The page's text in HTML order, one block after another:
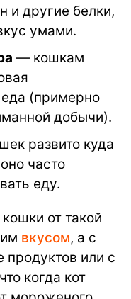
и другие белки,
умами.
— кошкам
еда (примерно
добычи).
развито куда
часто
еду.
от такой
вкусом, а с
или с
когда кот